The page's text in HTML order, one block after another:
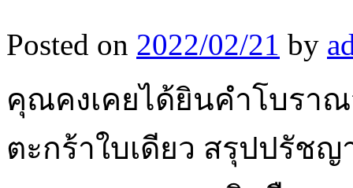
Posted on 2022/02/21 by
คุณคงเคยได้ยินคำโบรา
ตะกร้าใบเดียว สรุปปรัช